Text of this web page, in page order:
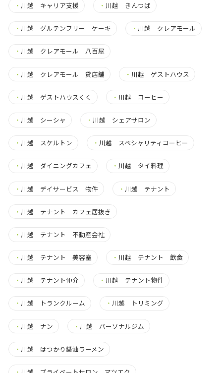
・ 川越 キャリア支援 ・ 川越 きんつば
・ 川越 グルテンフリー ケーキ ・ 川越 クレアモール
・ 川越 クレアモール 八百屋
・ 川越 クレアモール 貸店舗 ・ 川越 ゲストハウス
・ 川越 ゲストハウスくく ・ 川越 コーヒー
・ 川越 シーシャ ・ 川越 シェアサロン
・ 川越 スケルトン ・ 川越 スペシャリティコーヒー
・ 川越 ダイニングカフェ ・ 川越 タイ料理
・ 川越 デイサービス 物件 ・ 川越 テナント
・ 川越 テナント カフェ居抜き
・ 川越 テナント 不動産会社
・ 川越 テナント 美容室 ・ 川越 テナント 飲食
・ 川越 テナント仲介 ・ 川越 テナント物件
・ 川越 トランクルーム ・ 川越 トリミング
・ 川越 ナン ・ 川越 パーソナルジム
・ 川越 はつかり醤油ラーメン